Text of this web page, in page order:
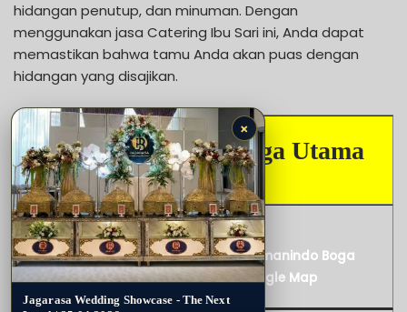
hidangan penutup, dan minuman. Dengan
menggunakan jasa Catering Ibu Sari ini, Anda dapat
memastikan bahwa tamu Anda akan puas dengan
hidangan yang disajikan.
PT. Prasmanindo Boga Utama
Alamat
–
Lihat PT. Prasmanindo Boga
Utama di Google Map
×
Jagarasa Wedding Showcase - The Next